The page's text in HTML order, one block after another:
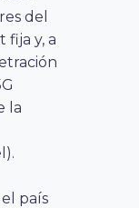
del
fija y, a
la
país